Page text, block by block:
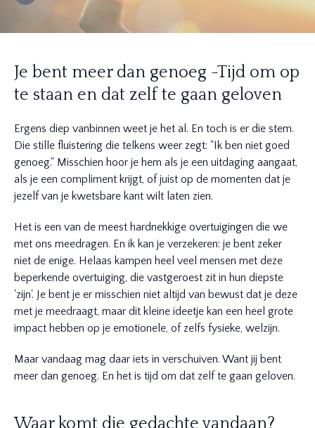
Je bent meer dan genoeg -Tijd om op
te staan en dat zelf te gaan geloven
Ergens diep vanbinnen weet je het al. En toch is er die stem.
Die stille fluistering die telkens weer zegt: "Ik ben niet goed
genoeg." Misschien hoor je hem als je een uitdaging aangaat,
als je een compliment krijgt, of juist op de momenten dat je
jezelf van je kwetsbare kant wilt laten zien.
Het is een van de meest hardnekkige overtuigingen die we
met ons meedragen. En ik kan je verzekeren: je bent zeker
niet de enige. Helaas kampen heel veel mensen met deze
beperkende overtuiging, die vastgeroest zit in hun diepste
'zijn'. Je bent je er misschien niet altijd van bewust dat je deze
met je meedraagt, maar dit kleine ideetje kan een heel grote
impact hebben op je emotionele, of zelfs fysieke, welzijn.
Maar vandaag mag daar iets in verschuiven. Want jij bent
meer dan genoeg. En het is tijd om dat zelf te gaan geloven.
Waar komt die gedachte vandaan?